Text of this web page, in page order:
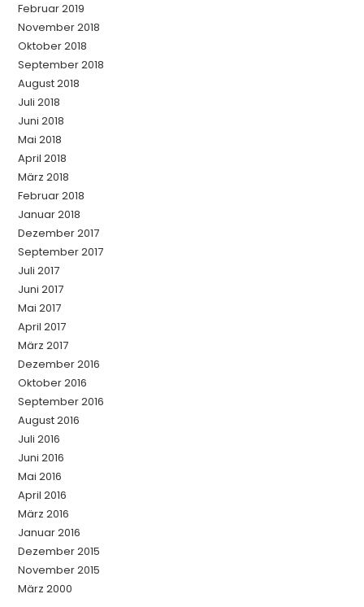
Februar 2019
November 2018
Oktober 2018
September 2018
August 2018
Juli 2018
Juni 2018
Mai 2018
April 2018
März 2018
Februar 2018
Januar 2018
Dezember 2017
September 2017
Juli 2017
Juni 2017
Mai 2017
April 2017
März 2017
Dezember 2016
Oktober 2016
September 2016
August 2016
Juli 2016
Juni 2016
Mai 2016
April 2016
März 2016
Januar 2016
Dezember 2015
November 2015
März 2000